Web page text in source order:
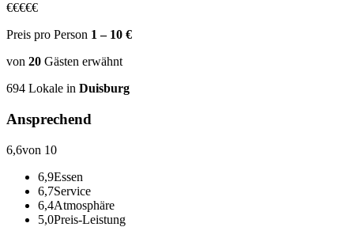
€€€€€
Preis pro Person 1 – 10 €
von 20 Gästen erwähnt
694 Lokale in Duisburg
Ansprechend
6,6von 10
6,9Essen
6,7Service
6,4Atmosphäre
5,0Preis-Leistung